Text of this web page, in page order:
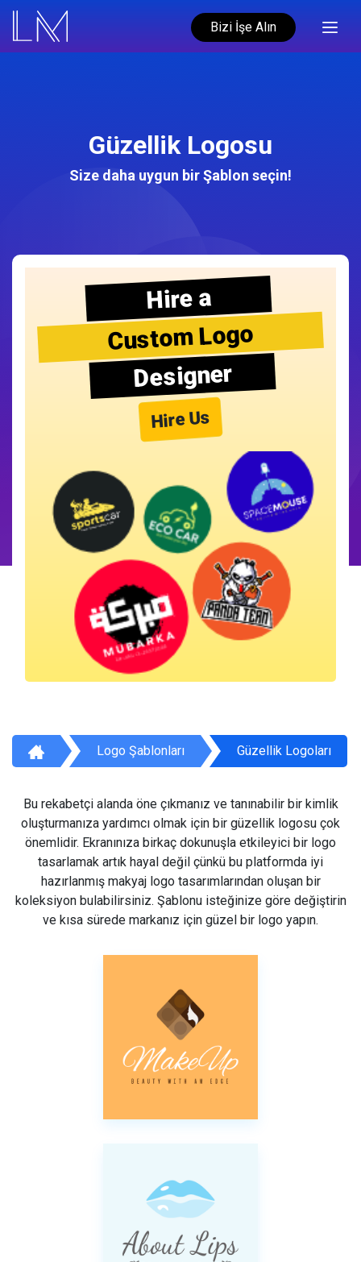
Bizi İşe Alın
Güzellik Logosu
Size daha uygun bir Şablon seçin!
Hire a
Custom Logo
Designer
Hire Us
Logo Şablonları Güzellik Logoları
Bu rekabetçi alanda öne çıkmanız ve tanınabilir bir kimlik
oluşturmanıza yardımcı olmak için bir güzellik logosu çok
önemlidir. Ekranınıza birkaç dokunuşla etkileyici bir logo
tasarlamak artık hayal değil çünkü bu platformda iyi
hazırlanmış makyaj logo tasarımlarından oluşan bir
koleksiyon bulabilirsiniz. Şablonu isteğinize göre değiştirin
ve kısa sürede markanız için güzel bir logo yapın.